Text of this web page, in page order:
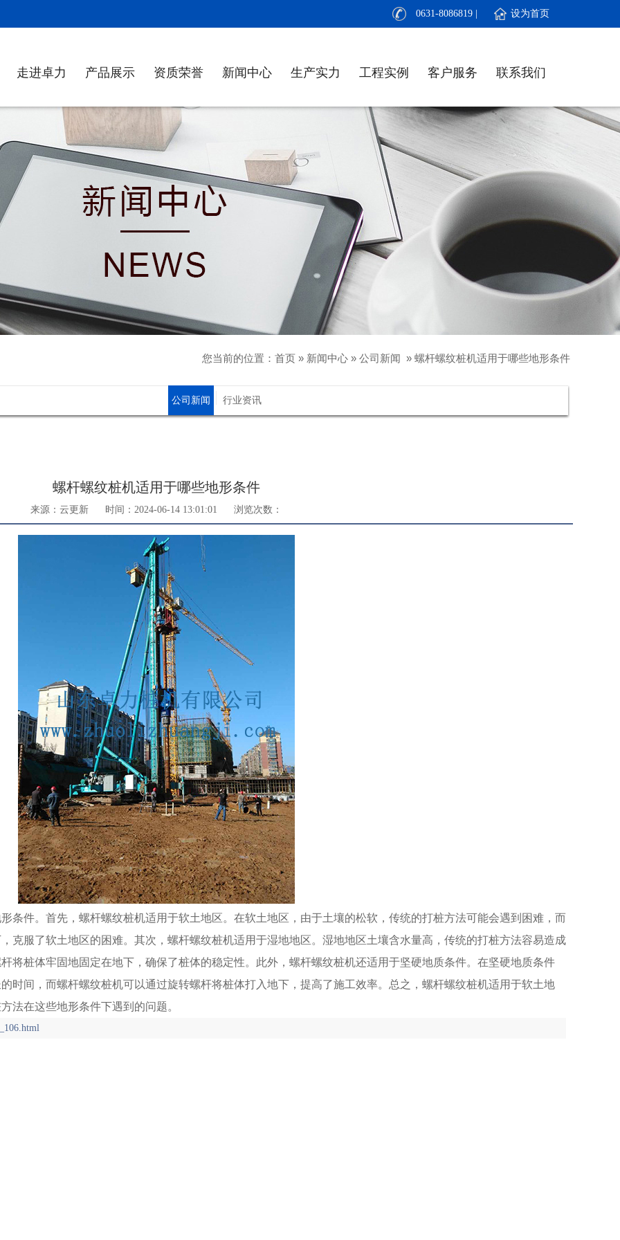
0631-8086819 | 设为首页
走进卓力 产品展示 资质荣誉 新闻中心 生产实力 工程实例 客户服务 联系我们
您当前的位置： 首页 » 新闻中心 » 公司新闻 » 螺杆螺纹桩机适用于哪些地形条件
公司新闻 行业资讯
螺杆螺纹桩机适用于哪些地形条件
来源：云更新 时间：2024-06-14 13:01:01 浏览次数：
条件。首先，螺杆螺纹桩机适用于软土地区。在软土地区，由于土壤的松软，传统的打桩方法可能会遇到困难，而
克服了软土地区的困难。其次，螺杆螺纹桩机适用于湿地地区。湿地地区土壤含水量高，传统的打桩方法容易造成
将桩体牢固地固定在地下，确保了桩体的稳定性。此外，螺杆螺纹桩机还适用于坚硬地质条件。在坚硬地质条件
时间，而螺杆螺纹桩机可以通过旋转螺杆将桩体打入地下，提高了施工效率。总之，螺杆螺纹桩机适用于软土地
法在这些地形条件下遇到的问题。